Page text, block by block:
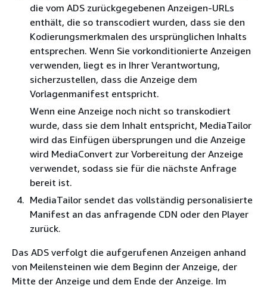
die vom ADS zurückgegebenen Anzeigen-URLs
enthält, die so transcodiert wurden, dass sie den
Kodierungsmerkmalen des ursprünglichen Inhalts
entsprechen. Wenn Sie vorkonditionierte Anzeigen
verwenden, liegt es in Ihrer Verantwortung,
sicherzustellen, dass die Anzeige dem
Vorlagenmanifest entspricht.
Wenn eine Anzeige noch nicht so transkodiert
wurde, dass sie dem Inhalt entspricht, MediaTailor
wird das Einfügen übersprungen und die Anzeige
wird MediaConvert zur Vorbereitung der Anzeige
verwendet, sodass sie für die nächste Anfrage
bereit ist.
MediaTailor sendet das vollständig personalisierte
Manifest an das anfragende CDN oder den Player
zurück.
Das ADS verfolgt die aufgerufenen Anzeigen anhand
von Meilensteinen wie dem Beginn der Anzeige, der
Mitte der Anzeige und dem Ende der Anzeige. Im